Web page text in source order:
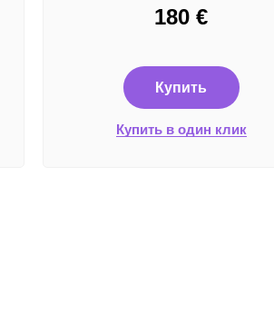
180 €
Купить
Купить в один клик